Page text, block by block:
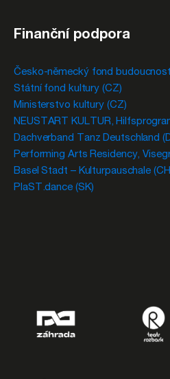
Finanční podpora
Česko-německý fond
Státní fond kultury (CZ)
Ministerstvo kultury (CZ)
NEUSTART KULTUR,
Dachverband Tanz Deutschland
Performing Arts Residency,
Basel Stadt – Kulturpauschale
PlaST.dance (SK)